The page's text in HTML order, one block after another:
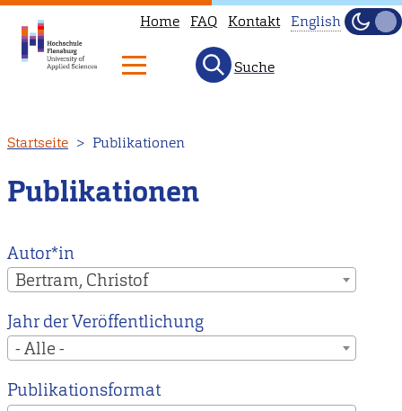
zum
Inhalt
Home FAQ Kontakt
to
our
main
instead.
English
Hell
Suche
Startseite Publikationen
Publikationen
Autor*in
Bertram, Christof
Jahr der Veröffentlichung
- Alle -
Publikationsformat